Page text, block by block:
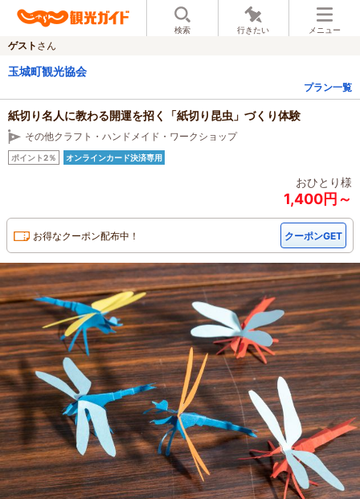
検索 行きたい メニュー
ゲスト さん
玉城町観光協会
プラン一覧
紙切り名人に教わる開運を招く「紙切り昆虫」づくり体験
その他クラフト・ハンドメイド・ワークショップ
ポイント2％ オンラインカード決済専用
おひとり様
1,400円～
お得なクーポン配布中！ クーポンGET